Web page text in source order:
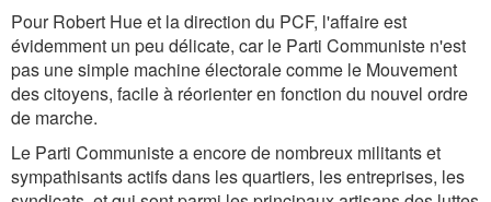
Pour Robert Hue et la direction du PCF, l'affaire est
évidemment un peu délicate, car le Parti Communiste n'est
pas une simple machine électorale comme le Mouvement
des citoyens, facile à réorienter en fonction du nouvel ordre
de marche.
Le Parti Communiste a encore de nombreux militants et
sympathisants actifs dans les quartiers, les entreprises, les